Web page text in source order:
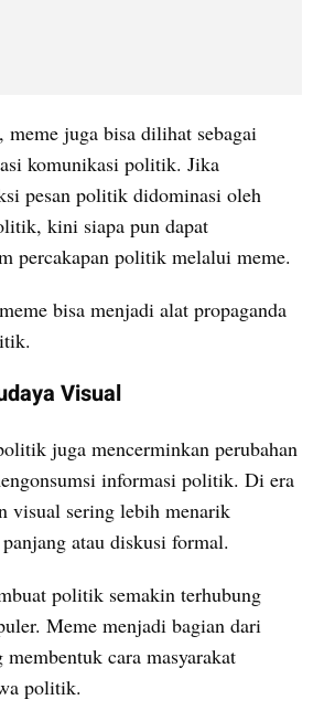
juga bisa dilihat sebagai
komunikasi politik. Jika
pesan politik didominasi oleh
kini siapa pun dapat
percakapan politik melalui meme.
bisa menjadi alat propaganda
Visual
juga mencerminkan perubahan
informasi politik. Di era
visual sering lebih menarik
atau diskusi formal.
politik semakin terhubung
Meme menjadi bagian dari
membentuk cara masyarakat
politik.